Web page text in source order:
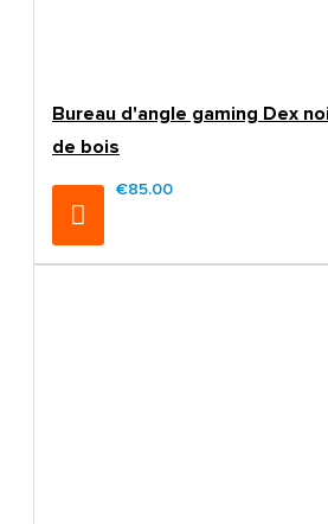
Bureau d'angle gaming Dex
de bois
€99.00 €85.00